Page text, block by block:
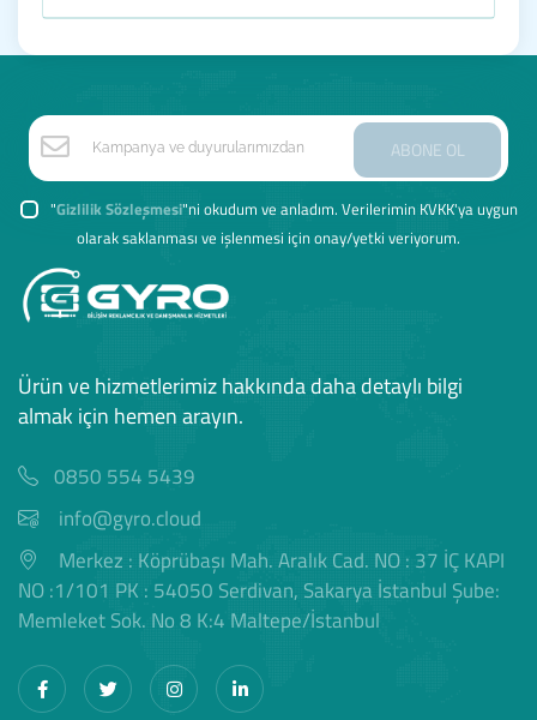
ABONE OL
"Gizlilik Sözleşmesi"ni okudum ve anladım. Verilerimin KVKK'ya uygun
olarak saklanması ve işlenmesi için onay/yetki veriyorum.
Ürün ve hizmetlerimiz hakkında daha detaylı bilgi
almak için hemen arayın.
0850 554 5439
info@gyro.cloud
Merkez : Köprübaşı Mah. Aralık Cad. NO : 37 İÇ KAPI
NO :1/101 PK : 54050 Serdivan, Sakarya İstanbul Şube:
Memleket Sok. No 8 K:4 Maltepe/İstanbul